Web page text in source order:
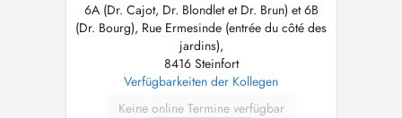
6A (Dr. Cajot, Dr. Blondlet et Dr. Brun) et 6B
(Dr. Bourg), Rue Ermesinde (entrée du côté des
jardins),
8416 Steinfort
Verfügbarkeiten der Kollegen
Keine online Termine verfügbar